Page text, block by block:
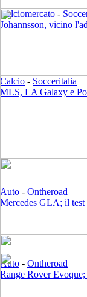
Calciomercato -
Johannsson, vicino
Calcio - Socceritalia
MLS, LA Galaxy e
Auto - Ontheroad
Mercedes GLA; il test
Auto - Ontheroad
Range Rover